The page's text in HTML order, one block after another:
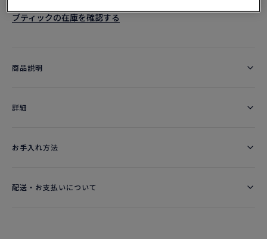
ブティックの在庫を確認する​
商品説明
詳細​
お手入れ方法
配送・お支払いについて